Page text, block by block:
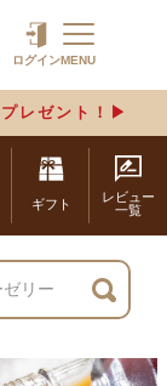
ログインMENU
プレゼント！
ギフト
レビュー
一覧